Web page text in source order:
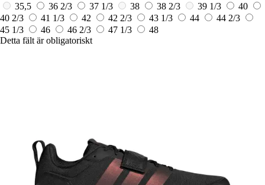
35,5
36 2/3 37 1/3 38 38 2/3 39 1/3
40
40 2/3
41 1/3 42 42 2/3 43 1/3 44
44 2/3
45 1/3
46 46 2/3 47 1/3
48
Detta fält är obligatoriskt